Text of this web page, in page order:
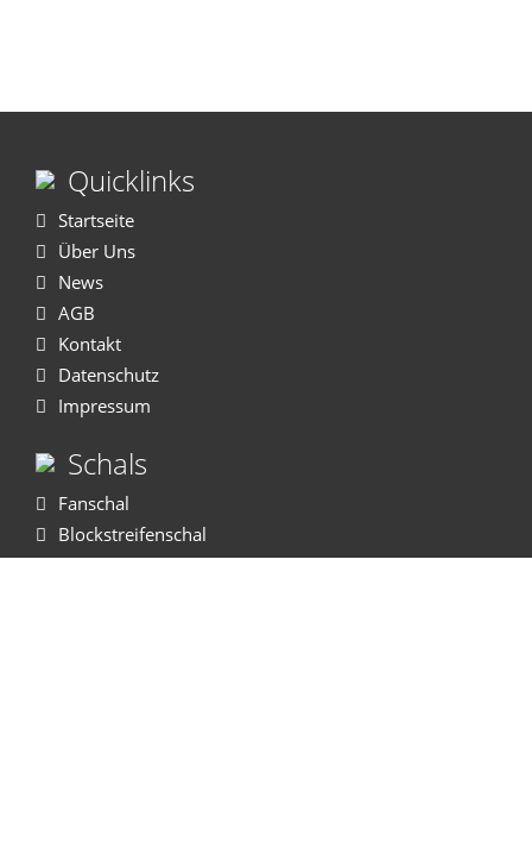
Quicklinks
Startseite
Über Uns
News
AGB
Kontakt
Datenschutz
Impressum
Schals
Fanschal
Blockstreifenschal
Polyesterschal